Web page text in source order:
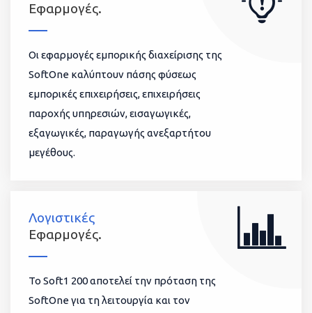
Εφαρμογές.
Οι εφαρμογές εμπορικής διαχείρισης της
SoftOne καλύπτουν πάσης φύσεως
εμπορικές επιχειρήσεις, επιχειρήσεις
παροχής υπηρεσιών, εισαγωγικές,
εξαγωγικές, παραγωγής ανεξαρτήτου
μεγέθους.
Λογιστικές
Εφαρμογές.
To Soft1 200 αποτελεί την πρόταση της
SoftOne για τη λειτουργία και τον